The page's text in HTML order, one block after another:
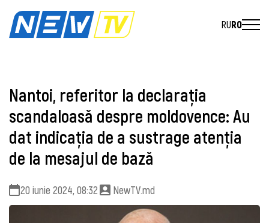
RURO
Nantoi, referitor la declarația
scandaloasă despre moldovence: Au
dat indicația de a sustrage atenția
de la mesajul de bază
20 iunie 2024, 08:32 NewTV.md